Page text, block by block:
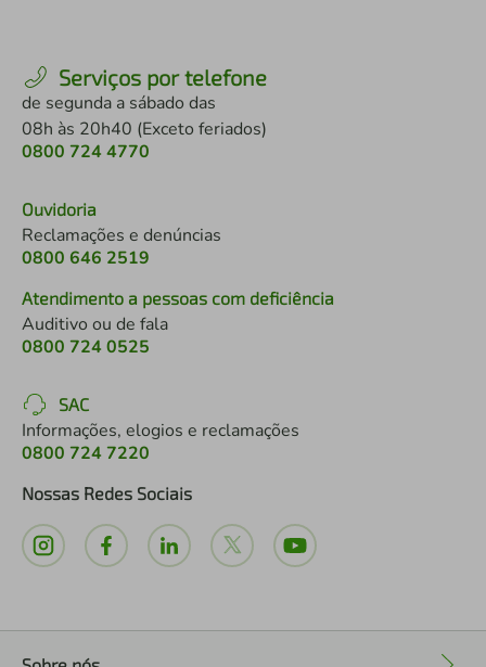
Serviços por telefone
de segunda a sábado das
08h às 20h40 (Exceto feriados)
0800 724 4770
Ouvidoria
Reclamações e denúncias
0800 646 2519
Atendimento a pessoas com deficiência
Auditivo ou de fala
0800 724 0525
SAC
Informações, elogios e reclamações
0800 724 7220
Nossas Redes Sociais